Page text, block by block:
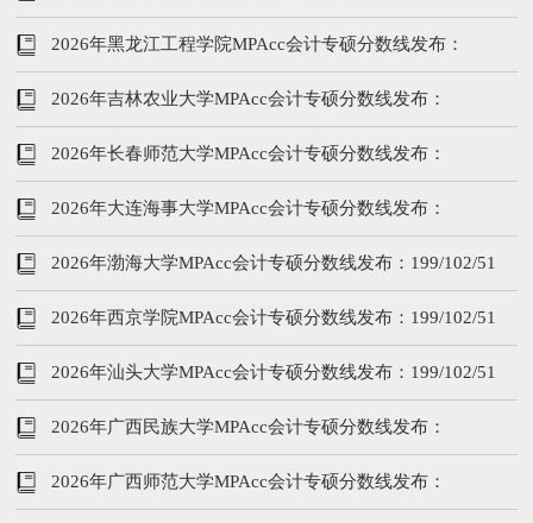
199/102/51
2026年黑龙江工程学院MPAcc会计专硕分数线发布：
199/102/51
2026年吉林农业大学MPAcc会计专硕分数线发布：
203/102/51
2026年长春师范大学MPAcc会计专硕分数线发布：
199/102/51
2026年大连海事大学MPAcc会计专硕分数线发布：
233/102/51
2026年渤海大学MPAcc会计专硕分数线发布：199/102/51
2026年西京学院MPAcc会计专硕分数线发布：199/102/51
2026年汕头大学MPAcc会计专硕分数线发布：199/102/51
2026年广西民族大学MPAcc会计专硕分数线发布：
189/92/46
2026年广西师范大学MPAcc会计专硕分数线发布：